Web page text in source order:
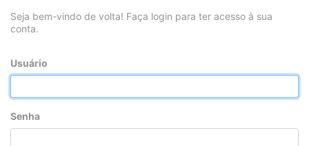
Seja bem-vindo de volta! Faça login para ter acesso à sua
conta.
Usuário
Senha